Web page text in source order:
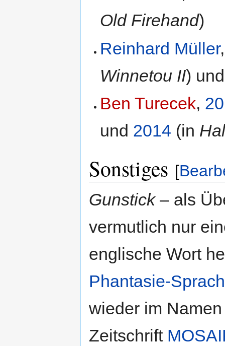
Old Firehand)
Reinhard Müller
Winnetou II)
Ben Turecek,
und 2014 (in
Sonstiges [
Gunstick– als
vermutlich nur
englische Wort
Phantasie-
wieder im
Zeitschrift